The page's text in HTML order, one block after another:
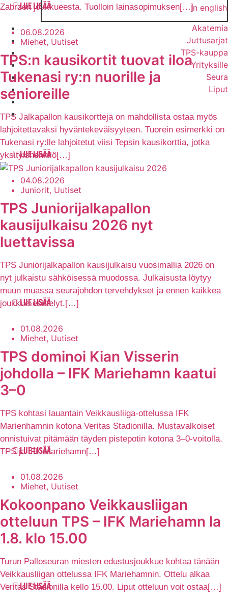
In english
Akatemia
Juttusarjat
TPS-kauppa
Yrityksille
Seura
Liput
Zabrzen joukkueesta. Tuolloin lainasopimuksen[…]
LUE LISÄÄ
06.08.2026
Miehet, Uutiset
TPS:n kausikortit tuovat iloa
Tukenasi ry:n nuorille ja
senioreille
TPS Jalkapallon kausikortteja on mahdollista ostaa myös
lahjoitettavaksi hyväntekeväisyyteen. Tuorein esimerkki on
Tukenasi ry:lle lahjoitetut viisi Tepsin kausikorttia, jotka
yksityishenkilö[…]
LUE LISÄÄ
04.08.2026
Juniorit, Uutiset
TPS Juniorijalkapallon
kausijulkaisu 2026 nyt
luettavissa
TPS Juniorijalkapallon kausijulkaisu vuosimallia 2026 on
nyt julkaistu sähköisessä muodossa. Julkaisusta löytyy
muun muassa seurajohdon tervehdykset ja ennen kaikkea
joukkue-esittelyt.[…]
LUE LISÄÄ
01.08.2026
Miehet, Uutiset
TPS dominoi Kian Visserin
johdolla – IFK Mariehamn kaatui
3–0
TPS kohtasi lauantain Veikkausliiga-ottelussa IFK
Marienhamnin kotona Veritas Stadionilla. Mustavalkoiset
onnistuivat pitämään täyden pistepotin kotona 3–0-voitolla.
TPS ja IFK Mariehamn[…]
LUE LISÄÄ
01.08.2026
Miehet, Uutiset
Kokoonpano Veikkausliigan
otteluun TPS – IFK Mariehamn la
1.8. klo 15.00
Turun Palloseuran miesten edustusjoukkue kohtaa tänään
Veikkausliigan ottelussa IFK Mariehamnin. Ottelu alkaa
Veritas Stadionilla kello 15.00. Liput otteluun voit ostaa[…]
LUE LISÄÄ